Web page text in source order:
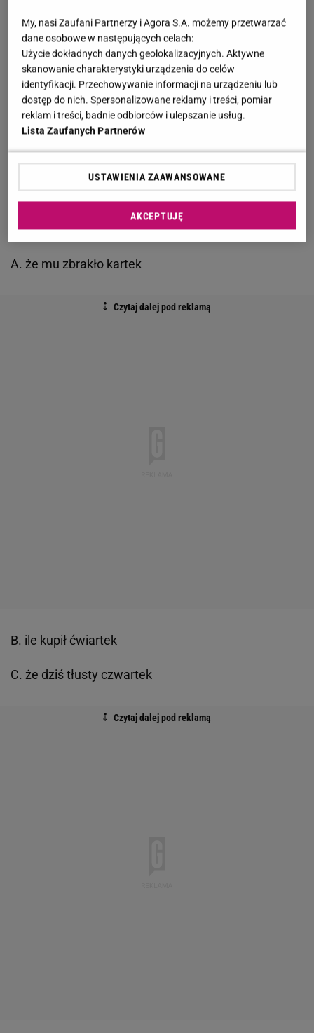
Uczestnik miał z nim problem
Pan Przemysław napotkał trudności już przy
pierwszym pytaniu. Na pozór łatwa kategoria bardzo
go zaskoczyła. Jak sam przyznał, nie znał
odpowiedzi na to pytanie. "Zawsze myślałem, że
przysłowia to jest świetna kategoria (...) bo je
kojarzę. A tu się okazuje, że nie - wyznał bohater
odcinka. Pytanie brzmiało:Dokończ przysłowie:
"Powiedział nam Bartek...". Dla pana Przemysława
zostały przygotowane cztery możliwe warianty.
A. że mu zbrakło kartek
B. ile kupił ćwiartek
C. że dziś tłusty czwartek
My, nasi Zaufani Partnerzy i Agora S.A. możemy przetwarzać
dane osobowe w następujących celach:
Użycie dokładnych danych geolokalizacyjnych. Aktywne
skanowanie charakterystyki urządzenia do celów
identyfikacji. Przechowywanie informacji na urządzeniu lub
dostęp do nich. Spersonalizowane reklamy i treści, pomiar
reklam i treści, badnie odbiorców i ulepszanie usług.
Lista Zaufanych Partnerów
USTAWIENIA ZAAWANSOWANE
AKCEPTUJĘ